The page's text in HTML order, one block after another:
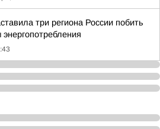
три региона России побить
энергопотребления